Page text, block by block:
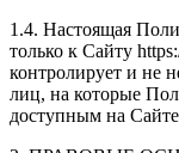
1.4. Настоящая
только к Сайту
контролирует и не
лиц, на которые
доступным на